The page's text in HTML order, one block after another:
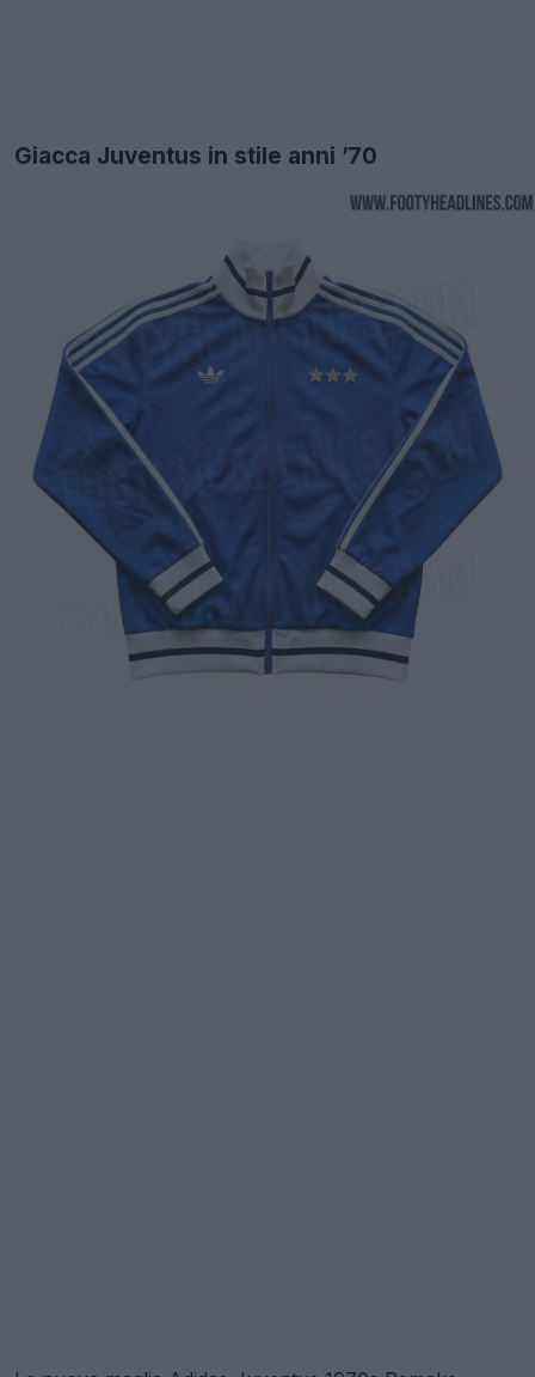
Giacca Juventus in stile anni ’70